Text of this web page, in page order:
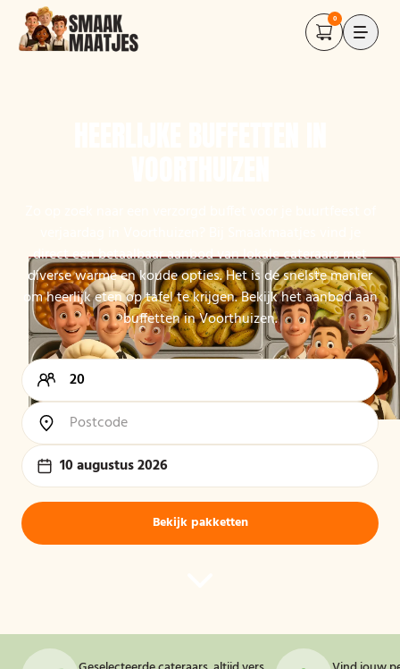
0
direct een betaalbaar aanbod van lokale cateraars met
diverse warme en koude opties. Het is de snelste manier
om heerlijk eten op tafel te krijgen. Bekijk het aanbod aan
buffetten in Voorthuizen.
10 augustus 2026
Bekijk pakketten